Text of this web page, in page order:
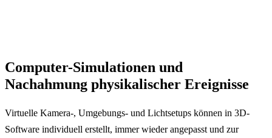
Computer-Simulationen und
Nachahmung physikalischer Ereignisse
Virtuelle Kamera-, Umgebungs- und Lichtsetups können in 3D-
Software individuell erstellt, immer wieder angepasst und zur